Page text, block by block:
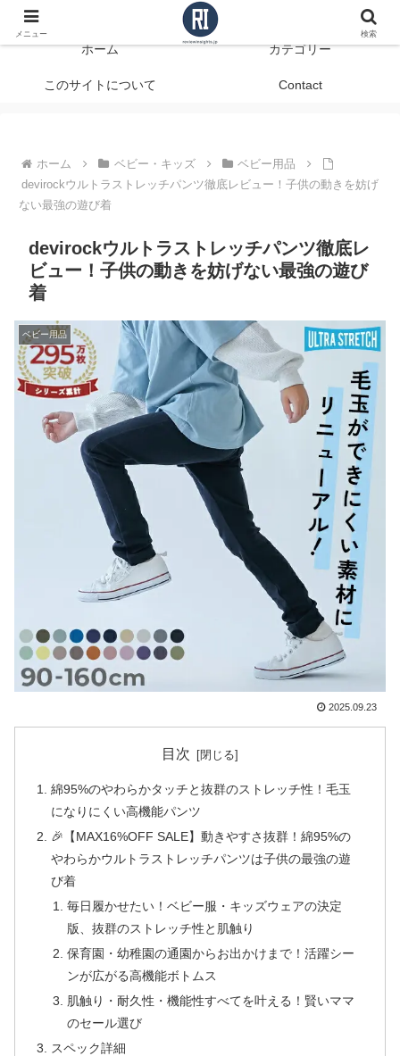
データで見る、本当に役立つ商品レビュー
ホーム カテゴリー
このサイトについて Contact
ホーム ベビー・キッズ
ベビー用品
devirockウルトラストレッチパンツ徹底レビュー！子供の動きを妨げ
ない最強の遊び着
devirockウルトラストレッチパンツ徹底レ
ビュー！子供の動きを妨げない最強の遊び
着
ベビー用品
2025.09.23
目次
綿95%のやわらかタッチと抜群のストレッチ性！毛玉
になりにくい高機能パンツ
🎉【MAX16%OFF SALE】動きやすさ抜群！綿95%の
やわらかウルトラストレッチパンツは子供の最強の遊
び着
毎日履かせたい！ベビー服・キッズウェアの決定
版、抜群のストレッチ性と肌触り
保育園・幼稚園の通園からお出かけまで！活躍シー
ンが広がる高機能ボトムス
肌触り・耐久性・機能性すべてを叶える！賢いママ
のセール選び
スペック詳細
メニュー 検索